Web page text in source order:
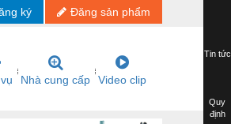
Đăng sản phẩm
ký
Nhà cung cấp Video clip
Tin tức
Quy
định